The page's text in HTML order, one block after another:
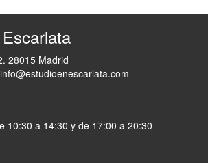
28015 Madrid
info@estudioenescarlata.com
10:30 a 14:30 y de 17:00 a 20:30